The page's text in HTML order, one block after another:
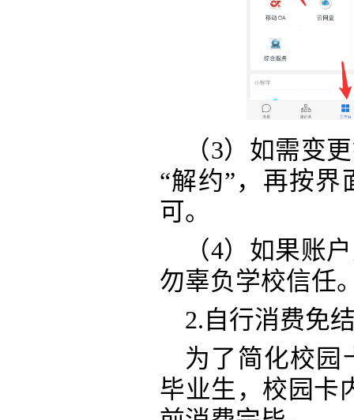
（3）如需变
“解约”，再按
可。
（4）如果账
勿辜负学校信任
2.自行消费免
为了简化校园
毕业生，校园卡